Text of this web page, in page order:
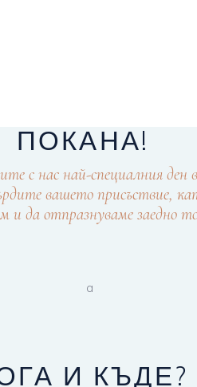
ПОКАНА!
с нас най-специалния
вашето присъствие,
и да отпразнуваме заедно
И КЪДЕ?